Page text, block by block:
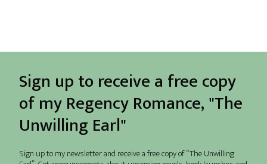
Sign up to receive a free copy
of my Regency Romance, "The
Unwilling Earl"
Sign up to my newsletter and receive a free copy of “The Unwilling